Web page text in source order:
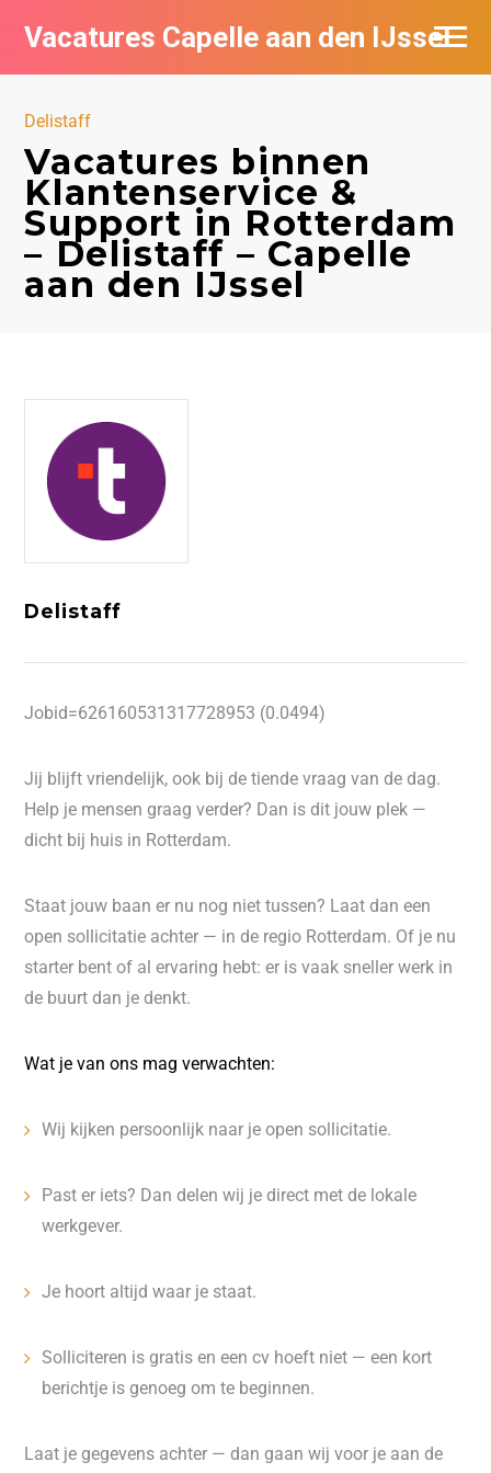
Vacatures Capelle aan den IJssel
Delistaff
Vacatures binnen
Klantenservice &
Support in Rotterdam
– Delistaff – Capelle
aan den IJssel
Delistaff
Jobid=626160531317728953 (0.0494)
Jij blijft vriendelijk, ook bij de tiende vraag van de dag.
Help je mensen graag verder? Dan is dit jouw plek —
dicht bij huis in Rotterdam.
Staat jouw baan er nu nog niet tussen? Laat dan een
open sollicitatie achter — in de regio Rotterdam. Of je nu
starter bent of al ervaring hebt: er is vaak sneller werk in
de buurt dan je denkt.
Wat je van ons mag verwachten:
Wij kijken persoonlijk naar je open sollicitatie.
Past er iets? Dan delen wij je direct met de lokale
werkgever.
Je hoort altijd waar je staat.
Solliciteren is gratis en een cv hoeft niet — een kort
berichtje is genoeg om te beginnen.
Laat je gegevens achter — dan gaan wij voor je aan de